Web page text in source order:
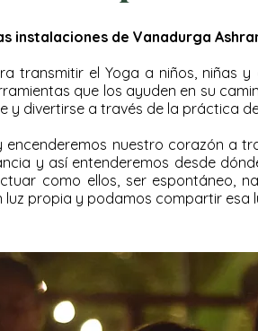
instalaciones de Vanadurga
transmitir el Yoga a niños, niñas
que los ayuden en su
y divertirse a través de la práctica
nuestro corazón a
y así entenderemos desde
como ellos, ser espontáneo,
propia y podamos compartir esa